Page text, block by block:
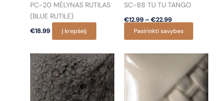
PC-20 MĖLYNAS RUTILAS
(BLUE RUTILE)
€18.99 Į krepšelį
SC-88 TU TU TANGO
€12.99 – €22.99Price
€12.99
through
Pasirinkti savybes
product
has
multiple
The
options